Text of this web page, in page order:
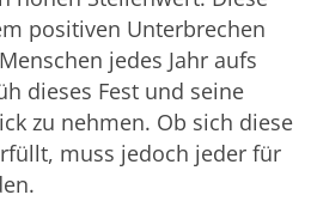
positiven Unterbrechen
jedes Jahr aufs
dieses Fest und seine
zu nehmen. Ob sich diese
muss jedoch jeder für